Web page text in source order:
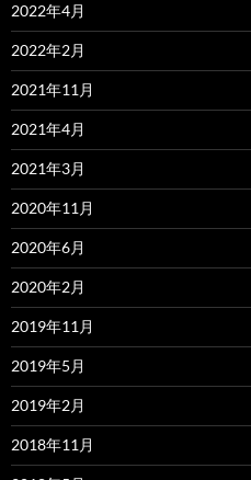
2022年4月
2022年2月
2021年11月
2021年4月
2021年3月
2020年11月
2020年6月
2020年2月
2019年11月
2019年5月
2019年2月
2018年11月